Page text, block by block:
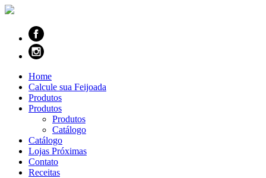
Home
Calcule sua Feijoada
Produtos
Produtos
Produtos
Catálogo
Catálogo
Lojas Próximas
Contato
Receitas